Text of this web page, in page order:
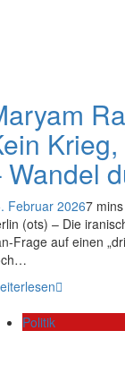
Wandel
Februar 20267 mins
(ots) – Die
Frage auf einen
Politik